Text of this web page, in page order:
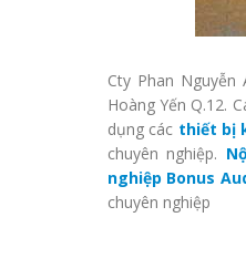
Cty Phan
Hoàng Yến Q.12.
dụng các thiết bị
chuyên nghiệp.
nghiệp Bonus
chuyên nghiệp